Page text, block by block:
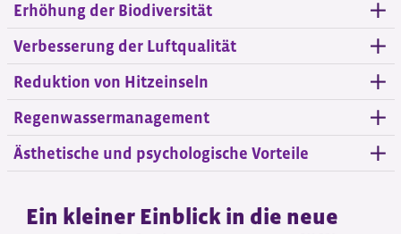
Erhöhung der Biodiversität
Verbesserung der Luftqualität
Reduktion von Hitzeinseln
Regenwassermanagement
Ästhetische und psychologische Vorteile
Ein kleiner Einblick in die neue